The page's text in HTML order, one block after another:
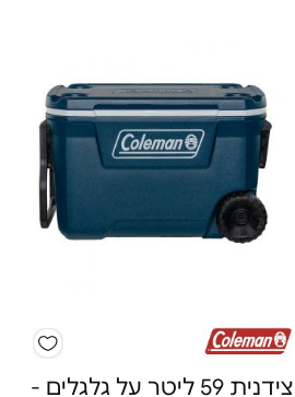
צידנית 59 ליטר על גלגלים -